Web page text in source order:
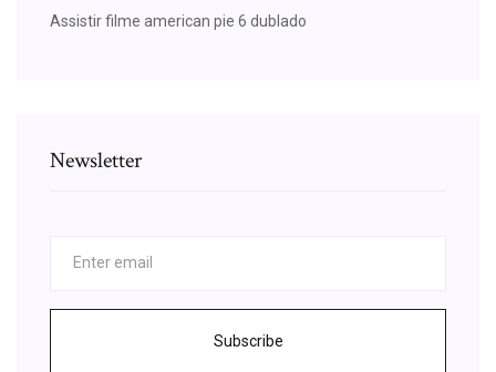
Assistir filme american pie 6 dublado
Newsletter
Subscribe